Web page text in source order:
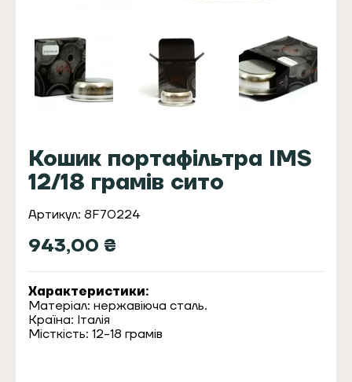
Кошик портафільтра IMS
12/18 грамів сито
Артикул: 8F70224
943,00 ₴
Характеристики:
Матеріал: нержавіюча сталь.
Країна: Італія
Місткість: 12-18 грамів